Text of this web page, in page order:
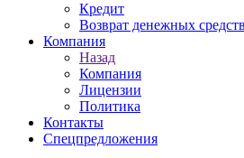
Кредит
Возврат денежных средств
Компания
Назад
Компания
Лицензии
Политика
Контакты
Спецпредложения